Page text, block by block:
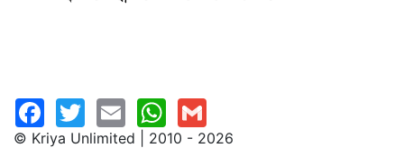
© Kriya Unlimited | 2010 - 2026